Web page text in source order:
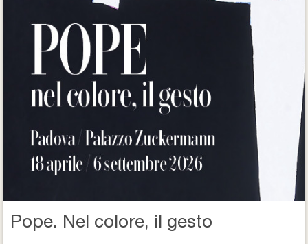
Twitter
Instagram
Pope. Nel colore, il gesto